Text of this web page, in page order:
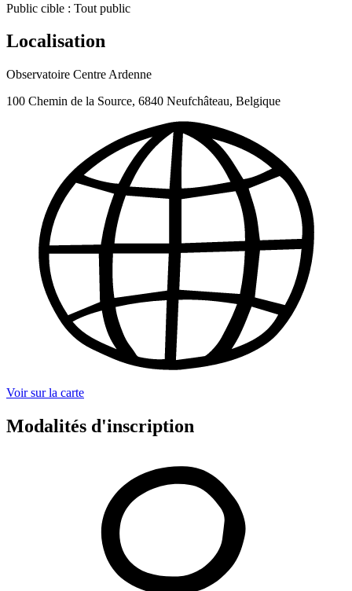
Public cible : Tout public
Localisation
Observatoire Centre Ardenne
100 Chemin de la Source, 6840 Neufchâteau, Belgique
Voir sur la carte
Modalités d'inscription